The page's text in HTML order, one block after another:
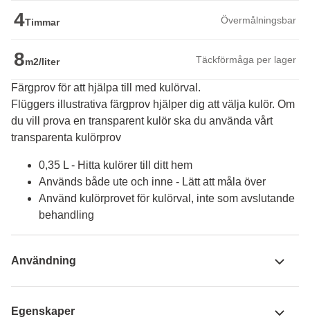
4Timmar Övermålningsbar
8m2/liter Täckförmåga per lager
Färgprov för att hjälpa till med kulörval.
Flüggers illustrativa färgprov hjälper dig att välja kulör. Om
du vill prova en transparent kulör ska du använda vårt
transparenta kulörprov
0,35 L - Hitta kulörer till ditt hem
Används både ute och inne - Lätt att måla över
Använd kulörprovet för kulörval, inte som avslutande
behandling
Användning
Egenskaper